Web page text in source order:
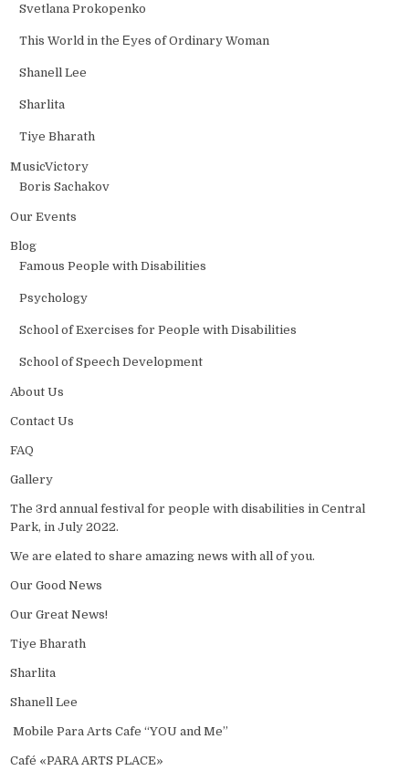
Svetlana Prokopenko
This World in the Еyes of Ordinary Woman
Shanell Lee
Sharlita
Tiye Bharath
MusicVictory
Boris Sachakov
Our Events
Blog
Famous People with Disabilities
Psychology
School of Exercises for People with Disabilities
School of Speech Development
About Us
Contact Us
FAQ
Gallery
The 3rd annual festival for people with disabilities in Central
Park, in July 2022.
We are elated to share amazing news with all of you.
Our Good News
Our Great News!
Tiye Bharath
Sharlita
Shanell Lee
Mobile Para Arts Cafe “YOU and Me”
Café «PARA ARTS PLACE»